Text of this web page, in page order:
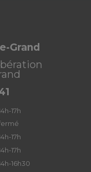
Grand
17h
17h
17h
16h30